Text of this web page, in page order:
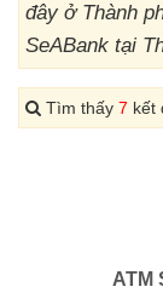
đây ở Thành
SeABank tại
Tìm thấy 7 kết
ATM